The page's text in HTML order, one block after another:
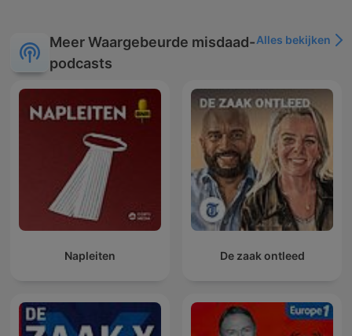
Meer Waargebeurde misdaad-
podcasts
Alles bekijken
Napleiten De zaak ontleed